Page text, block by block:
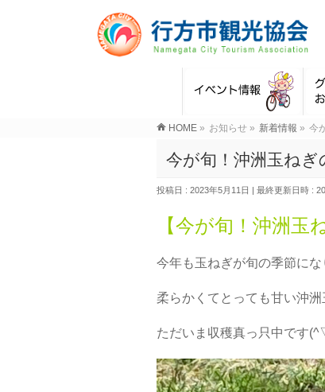
HOME » お知らせ » 新着情報 » 今
今が旬！沖洲玉ねぎ
投稿日 : 2023年5月11日 最終更新日時 :
【今が旬！沖洲玉
今年も玉ねぎが旬の季節にな
柔らかくてとっても甘い沖洲
ただいま収穫真っ只中です